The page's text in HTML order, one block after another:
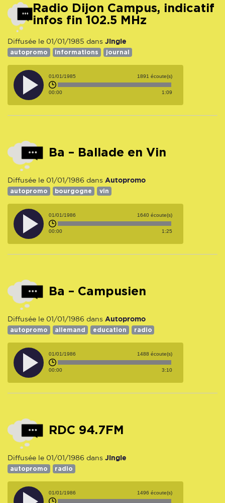
Radio Dijon Campus, indicatif
infos fin 102.5 MHz
Diffusée le 01/01/1985 dans Jingle
autopromo informations journal
01/01/1985 1891 écoute(s)
00:00 1:09
Ba – Ballade en Vin
Diffusée le 01/01/1986 dans Autopromo
autopromo bourgogne vin
01/01/1986 1640 écoute(s)
00:00 1:25
Ba – Campusien
Diffusée le 01/01/1986 dans Autopromo
autopromo allemand education radio
01/01/1986 1488 écoute(s)
00:00 3:10
RDC 94.7FM
Diffusée le 01/01/1986 dans Jingle
autopromo radio
01/01/1986 1496 écoute(s)